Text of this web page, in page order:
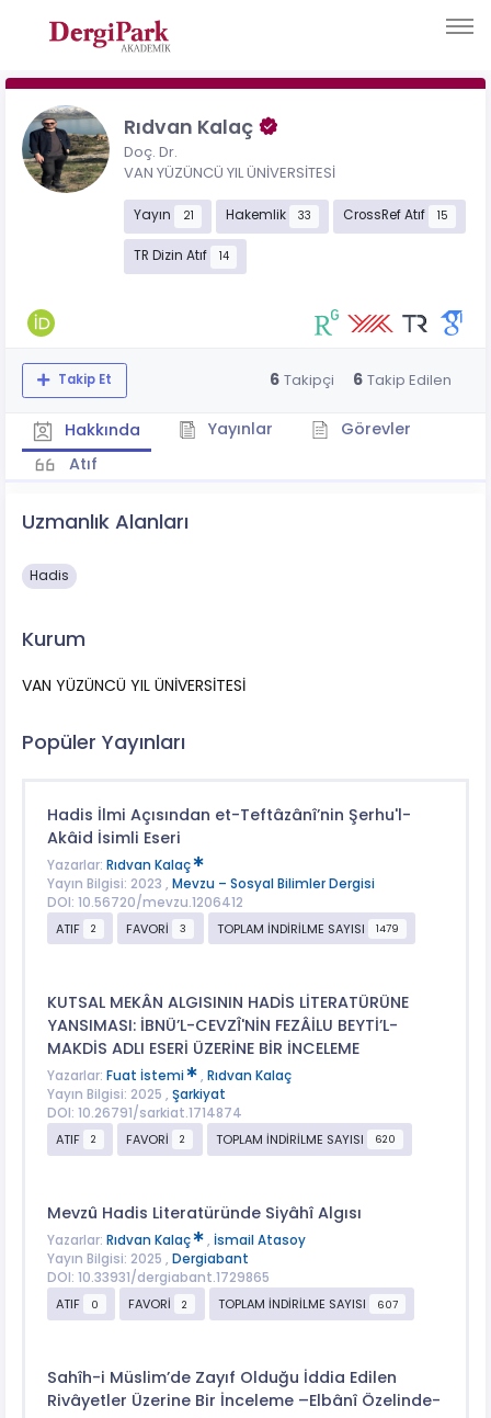
Rıdvan Kalaç
Doç. Dr.
VAN YÜZÜNCÜ YIL ÜNİVERSİTESİ
Yayın 21 Hakemlik 33 CrossRef Atıf 15
TR Dizin Atıf 14
Takip Et 6 Takipçi 6 Takip Edilen
Hakkında Yayınlar
Görevler
Atıf
Uzmanlık Alanları
Hadis
Kurum
VAN YÜZÜNCÜ YIL ÜNİVERSİTESİ
Popüler Yayınları
Hadis İlmi Açısından et-Teftâzânî’nin Şerhu'l-
Akâid İsimli Eseri
Yazarlar: Rıdvan Kalaç
Yayın Bilgisi: 2023 , Mevzu – Sosyal Bilimler Dergisi
DOI: 10.56720/mevzu.1206412
ATIF
2 FAVORİ 3 TOPLAM İNDİRİLME SAYISI 1479
KUTSAL MEKÂN ALGISININ HADİS LİTERATÜRÜNE
YANSIMASI: İBNÜ’L-CEVZÎ'NİN FEZÂİLU BEYTİ’L-
MAKDİS ADLI ESERİ ÜZERİNE BİR İNCELEME
Yazarlar: Fuat İstemi , Rıdvan Kalaç
Yayın Bilgisi: 2025 , Şarkiyat
DOI: 10.26791/sarkiat.1714874
ATIF
2 FAVORİ 2 TOPLAM İNDİRİLME SAYISI 620
Mevzû Hadis Literatüründe Siyâhî Algısı
Yazarlar: Rıdvan Kalaç , İsmail Atasoy
Yayın Bilgisi: 2025 , Dergiabant
DOI: 10.33931/dergiabant.1729865
ATIF
0 FAVORİ 2 TOPLAM İNDİRİLME SAYISI 607
Sahîh-i Müslim’de Zayıf Olduğu İddia Edilen
Rivâyetler Üzerine Bir İnceleme –Elbânî Özelinde-